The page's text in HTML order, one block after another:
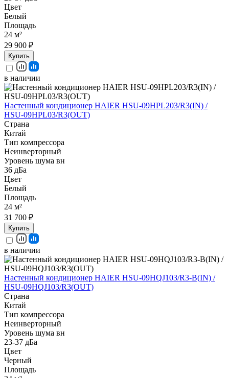
Цвет
Белый
Площадь
24 м²
29 900 ₽
Купить
в наличии
Настенный кондиционер HAIER HSU-09HPL203/R3(IN) /
HSU-09HPL03/R3(OUT)
Страна
Китай
Тип компрессора
Неинверторный
Уровень шума вн
36 дБа
Цвет
Белый
Площадь
24 м²
31 700 ₽
Купить
в наличии
Настенный кондиционер HAIER HSU-09HQJ103/R3-B(IN) /
HSU-09HQJ103/R3(OUT)
Страна
Китай
Тип компрессора
Неинверторный
Уровень шума вн
23-37 дБа
Цвет
Черный
Площадь